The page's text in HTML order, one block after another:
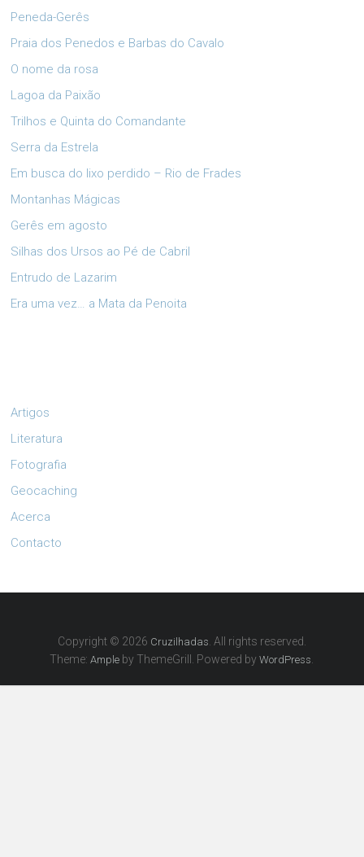
Peneda-Gerês
Praia dos Penedos e Barbas do Cavalo
O nome da rosa
Lagoa da Paixão
Trilhos e Quinta do Comandante
Serra da Estrela
Em busca do lixo perdido – Rio de Frades
Montanhas Mágicas
Gerês em agosto
Silhas dos Ursos ao Pé de Cabril
Entrudo de Lazarim
Era uma vez… a Mata da Penoita
Artigos
Literatura
Fotografia
Geocaching
Acerca
Contacto
Copyright © 2026 Cruzilhadas . All rights reserved.
Theme:Ample by ThemeGrill. Powered byWordPress